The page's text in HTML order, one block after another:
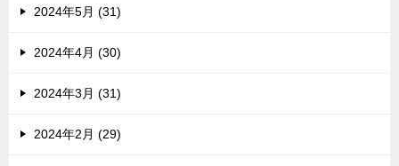
2024年5月 (31)
2024年4月 (30)
2024年3月 (31)
2024年2月 (29)